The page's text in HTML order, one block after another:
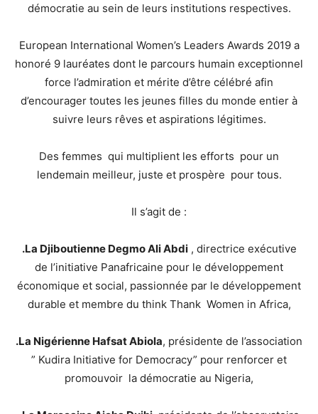
démocratie au sein de leurs institutions respectives.
European International Women’s Leaders Awards 2019 a
honoré 9 lauréates dont le parcours humain exceptionnel
force l’admiration et mérite d’être célébré afin
d’encourager toutes les jeunes filles du monde entier à
suivre leurs rêves et aspirations légitimes.
Des femmes qui multiplient les efforts pour un
lendemain meilleur, juste et prospère pour tous.
Il s’agit de :
.La Djiboutienne Degmo Ali Abdi, directrice exécutive
de l’initiative Panafricaine pour le développement
économique et social, passionnée par le développement
durable et membre du think Thank Women in Africa,
.La Nigérienne Hafsat Abiola, présidente de l’association
” Kudira Initiative for Democracy” pour renforcer et
promouvoir la démocratie au Nigeria,